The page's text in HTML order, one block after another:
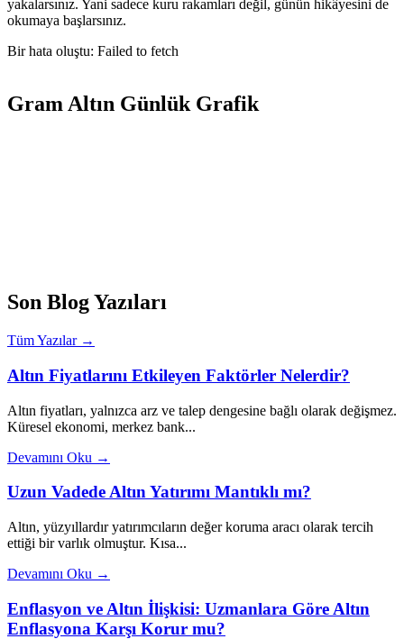
yakalarsınız. Yani sadece kuru rakamları değil, günün hikâyesini de
okumaya başlarsınız.
Bir hata oluştu: Failed to fetch
Gram Altın Günlük Grafik
Son Blog Yazıları
Tüm Yazılar →
Altın Fiyatlarını Etkileyen Faktörler Nelerdir?
Altın fiyatları, yalnızca arz ve talep dengesine bağlı olarak değişmez.
Küresel ekonomi, merkez bank...
Devamını Oku →
Uzun Vadede Altın Yatırımı Mantıklı mı?
Altın, yüzyıllardır yatırımcıların değer koruma aracı olarak tercih
ettiği bir varlık olmuştur. Kısa...
Devamını Oku →
Enflasyon ve Altın İlişkisi: Uzmanlara Göre Altın
Enflasyona Karşı Korur mu?